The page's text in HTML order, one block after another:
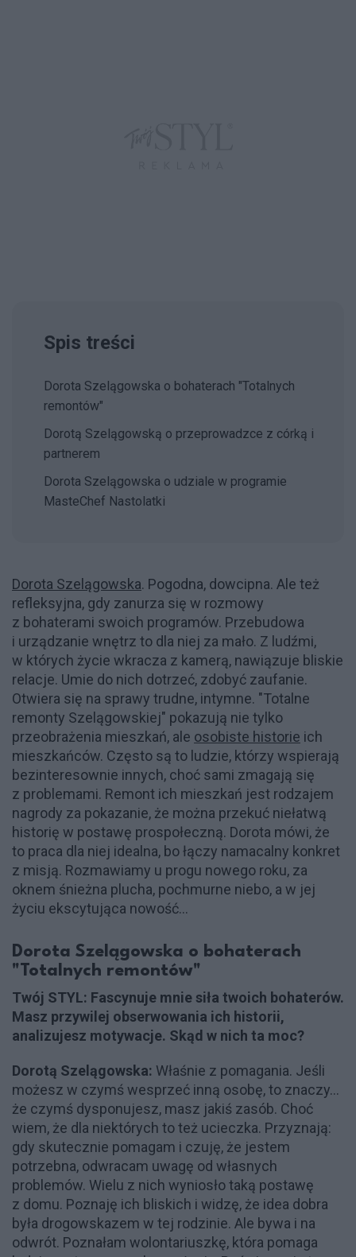
Spis treści
Dorota Szelągowska o bohaterach "Totalnych
remontów"
Dorotą Szelągowską o przeprowadzce z córką i
partnerem
Dorota Szelągowska o udziale w programie
MasteChef Nastolatki
Dorota Szelągowska. Pogodna, dowcipna. Ale też
refleksyjna, gdy zanurza się w rozmowy
z bohaterami swoich programów. Przebudowa
i urządzanie wnętrz to dla niej za mało. Z ludźmi,
w których życie wkracza z kamerą, nawiązuje bliskie
relacje. Umie do nich dotrzeć, zdobyć zaufanie.
Otwiera się na sprawy trudne, intymne. "Totalne
remonty Szelągowskiej" pokazują nie tylko
przeobrażenia mieszkań, ale osobiste historie ich
mieszkańców. Często są to ludzie, którzy wspierają
bezinteresownie innych, choć sami zmagają się
z problemami. Remont ich mieszkań jest rodzajem
nagrody za pokazanie, że można przekuć niełatwą
historię w postawę prospołeczną. Dorota mówi, że
to praca dla niej idealna, bo łączy namacalny konkret
z misją. Rozmawiamy u progu nowego roku, za
oknem śnieżna plucha, pochmurne niebo, a w jej
życiu ekscytująca nowość...
Dorota Szelągowska o bohaterach
"Totalnych remontów"
Twój STYL: Fascynuje mnie siła twoich bohaterów.
Masz przywilej obserwowania ich historii,
analizujesz motywacje. Skąd w nich ta moc?
Dorotą Szelągowska: Właśnie z pomagania. Jeśli
możesz w czymś wesprzeć inną osobę, to znaczy...
że czymś dysponujesz, masz jakiś zasób. Choć
wiem, że dla niektórych to też ucieczka. Przyznają:
gdy skutecznie pomagam i czuję, że jestem
potrzebna, odwracam uwagę od własnych
problemów. Wielu z nich wyniosło taką postawę
z domu. Poznaję ich bliskich i widzę, że idea dobra
była drogowskazem w tej rodzinie. Ale bywa i na
odwrót. Poznałam wolontariuszkę, która pomaga